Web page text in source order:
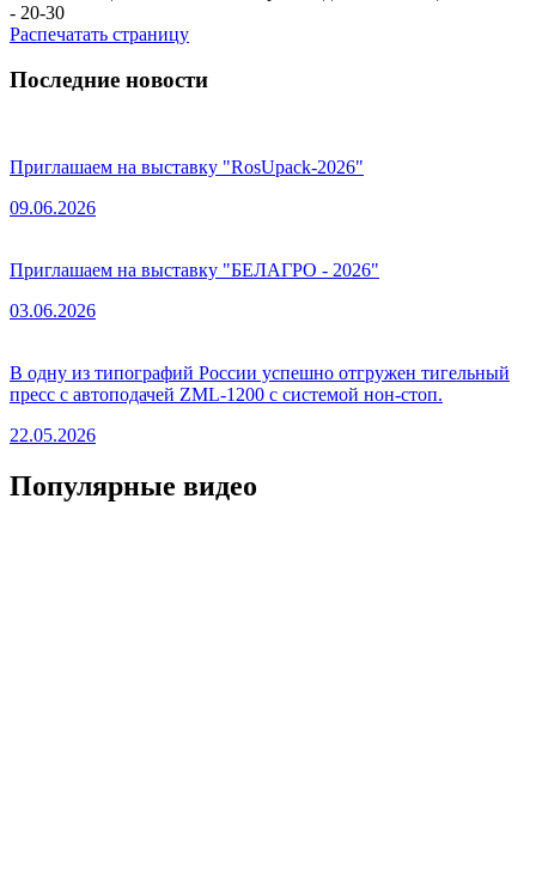
- 20-30
Распечатать страницу
Последние новости
Приглашаем на выставку "RosUpack-2026"
09.06.2026
Приглашаем на выставку "БЕЛАГРО - 2026"
03.06.2026
В одну из типографий России успешно отгружен тигельный
пресс с автоподачей ZML-1200 с системой нон-стоп.
22.05.2026
Популярные видео